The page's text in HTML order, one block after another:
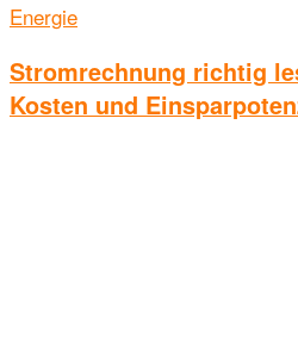
Energie
Stromrechnung richtig
Kosten und